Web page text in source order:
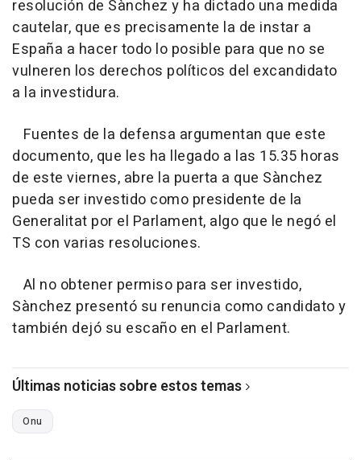
resolución de Sànchez y ha dictado una medida
cautelar, que es precisamente la de instar a
España a hacer todo lo posible para que no se
vulneren los derechos políticos del excandidato
a la investidura.
Fuentes de la defensa argumentan que este
documento, que les ha llegado a las 15.35 horas
de este viernes, abre la puerta a que Sànchez
pueda ser investido como presidente de la
Generalitat por el Parlament, algo que le negó el
TS con varias resoluciones.
Al no obtener permiso para ser investido,
Sànchez presentó su renuncia como candidato y
también dejó su escaño en el Parlament.
Últimas noticias sobre estos temas
Onu